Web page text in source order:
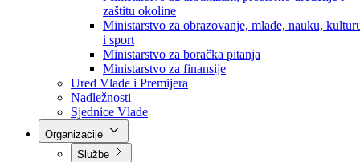
zaštitu okoline
Ministarstvo za obrazovanje, mlade, nauku,
i sport
Ministarstvo za boračka pitanja
Ministarstvo za finansije
Ured Vlade i Premijera
Nadležnosti
Sjednice Vlade
Organizacije
Službe